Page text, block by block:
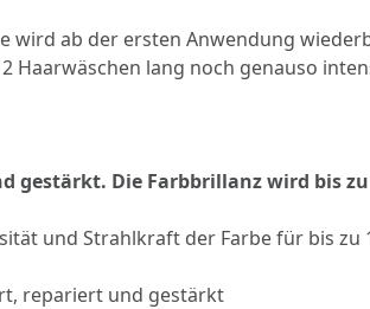
wird ab der ersten Anwendung
Haarwäschen lang noch genauso
gestärkt. Die Farbbrillanz wird bis zu
und Strahlkraft der Farbe für bis zu
repariert und gestärkt